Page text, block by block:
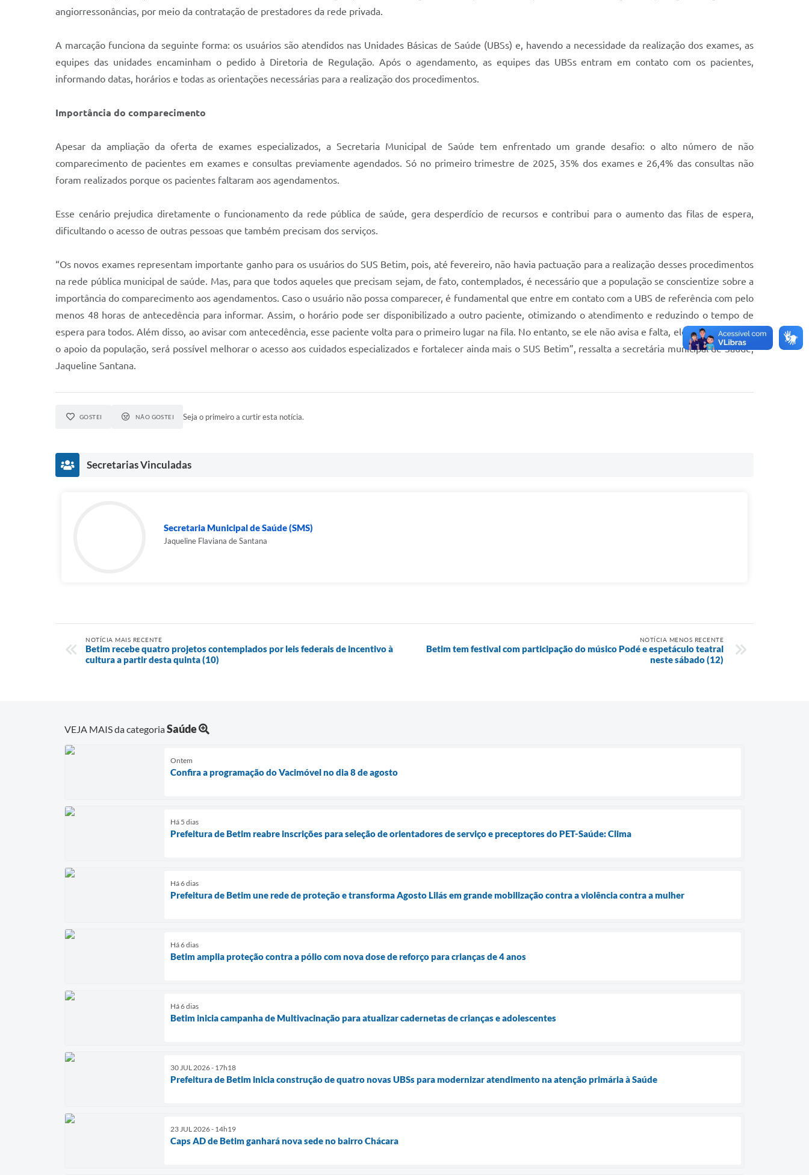
angiorressonâncias, por meio da contratação de prestadores da rede privada.
A marcação funciona da seguinte forma: os usuários são atendidos nas Unidades Básicas de Saúde (UBSs) e, havendo a necessidade da realização dos exames, as
equipes das unidades encaminham o pedido à Diretoria de Regulação. Após o agendamento, as equipes das UBSs entram em contato com os pacientes,
informando datas, horários e todas as orientações necessárias para a realização dos procedimentos.
Importância do comparecimento
Apesar da ampliação da oferta de exames especializados, a Secretaria Municipal de Saúde tem enfrentado um grande desafio: o alto número de não
comparecimento de pacientes em exames e consultas previamente agendados. Só no primeiro trimestre de 2025, 35% dos exames e 26,4% das consultas não
foram realizados porque os pacientes faltaram aos agendamentos.
Esse cenário prejudica diretamente o funcionamento da rede pública de saúde, gera desperdício de recursos e contribui para o aumento das filas de espera,
dificultando o acesso de outras pessoas que também precisam dos serviços.
“Os novos exames representam importante ganho para os usuários do SUS Betim, pois, até fevereiro, não havia pactuação para a realização desses procedimentos
na rede pública municipal de saúde. Mas, para que todos aqueles que precisam sejam, de fato, contemplados, é necessário que a população se conscientize sobre a
importância do comparecimento aos agendamentos. Caso o usuário não possa comparecer, é fundamental que entre em contato com a UBS de referência com pelo
menos 48 horas de antecedência para informar. Assim, o horário pode ser disponibilizado a outro paciente, otimizando o atendimento e reduzindo o tempo de
espera para todos. Além disso, ao avisar com antecedência, esse paciente volta para o primeiro lugar na fila. No entanto, se ele não avisa e falta, ele sai da fila. Com
o apoio da população, será possível melhorar o acesso aos cuidados especializados e fortalecer ainda mais o SUS Betim”, ressalta a secretária municipal de Saúde,
Jaqueline Santana.
GOSTEI NÃO GOSTEI Seja o primeiro a curtir esta notícia.
Secretarias Vinculadas
Secretaria Municipal de Saúde (SMS)
Jaqueline Flaviana de Santana
NOTÍCIA MAIS RECENTE
Betim recebe quatro projetos contemplados por leis federais de incentivo à
cultura a partir desta quinta (10)
NOTÍCIA MENOS RECENTE
Betim tem festival com participação do músico Podé e espetáculo teatral
neste sábado (12)
VEJA MAIS da categoriaSaúde
Ontem
Confira a programação do Vacimóvel no dia 8 de agosto
Há 5 dias
Prefeitura de Betim reabre inscrições para seleção de orientadores de serviço e preceptores do PET-Saúde: Clima
Há 6 dias
Prefeitura de Betim une rede de proteção e transforma Agosto Lilás em grande mobilização contra a violência contra a mulher
Há 6 dias
Betim amplia proteção contra a pólio com nova dose de reforço para crianças de 4 anos
Há 6 dias
Betim inicia campanha de Multivacinação para atualizar cadernetas de crianças e adolescentes
30 JUL 2026 - 17h18
Prefeitura de Betim inicia construção de quatro novas UBSs para modernizar atendimento na atenção primária à Saúde
23 JUL 2026 - 14h19
Caps AD de Betim ganhará nova sede no bairro Chácara